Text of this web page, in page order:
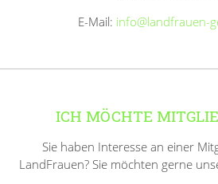
E-Mail: info@landfrauen-
ICH MÖCHTE
Sie haben Interesse an einer
LandFrauen? Sie möchten gerne